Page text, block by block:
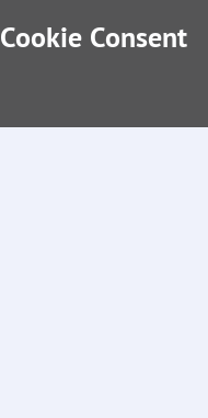
Cookie Consent